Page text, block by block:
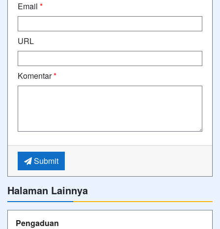
Email *
URL
Komentar*
Submit
Halaman Lainnya
Pengaduan